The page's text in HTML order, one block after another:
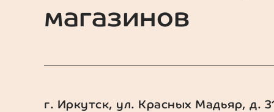
магазинов
г. Иркутск, ул. Красных Мадьяр, д.